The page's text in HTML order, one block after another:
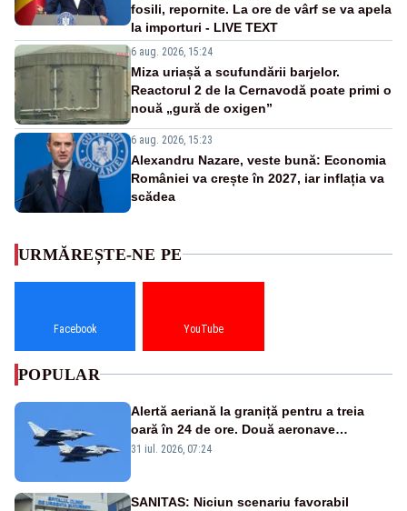
fosili, repornite. La ore de vârf se va apela
la importuri - LIVE TEXT
6 aug. 2026, 15:24
Miza uriașă a scufundării barjelor.
Reactorul 2 de la Cernavodă poate primi o
nouă „gură de oxigen”
6 aug. 2026, 15:23
Alexandru Nazare, veste bună: Economia
României va crește în 2027, iar inflația va
scădea
URMĂREȘTE-NE PE
Facebook YouTube
POPULAR
Alertă aeriană la graniță pentru a treia
oară în 24 de ore. Două aeronave
Eurofighter britanice au fost ridicate de la
31 iul. 2026, 07:24
SANITAS: Niciun scenariu favorabil